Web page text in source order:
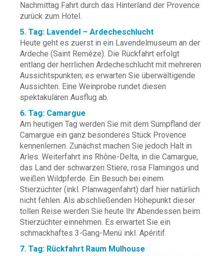
Nachmittag Fahrt durch das Hinterland der Provence
zurück zum Hotel.
5. Tag: Lavendel – Ardecheschlucht
Heute geht es zuerst in ein Lavendelmuseum an der
Ardeche (Saint Reméze). Die Rückfahrt erfolgt
entlang der herrlichen Ardecheschlucht mit mehreren
Aussichtspunkten; es erwarten Sie überwältigende
Aussichten. Eine Weinprobe rundet diesen
spektakulären Ausflug ab.
6. Tag: Camargue
Am heutigen Tag werden Sie mit dem Sumpfland der
Camargue ein ganz besonderes Stück Provence
kennenlernen. Zunächst machen Sie jedoch Halt in
Arles. Weiterfahrt ins Rhône-Delta, in die Camargue,
das Land der schwarzen Stiere, rosa Flamingos und
weißen Wildpferde. Ein Besuch bei einem
Stierzüchter (inkl. Planwagenfahrt) darf hier natürlich
nicht fehlen. Als abschließenden Höhepunkt dieser
tollen Reise werden Sie heute Ihr Abendessen beim
Stierzüchter einnehmen. Es erwartet Sie ein
schmackhaftes 3-Gang-Menü inkl. Apéritif.
7. Tag: Rückfahrt Raum Mulhouse